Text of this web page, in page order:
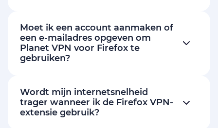
Moet ik een account aanmaken of
een e-mailadres opgeven om
Planet VPN voor Firefox te
gebruiken?
Wordt mijn internetsnelheid
trager wanneer ik de Firefox VPN-
extensie gebruik?